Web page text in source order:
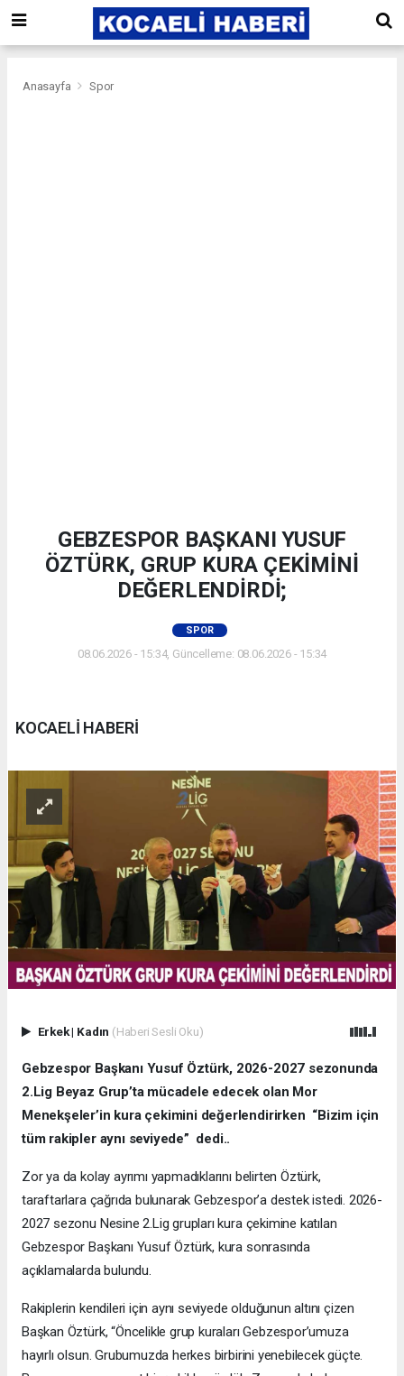
Anasayfa Spor
GEBZESPOR BAŞKANI YUSUF
ÖZTÜRK, GRUP KURA ÇEKİMİNİ
DEĞERLENDİRDİ;
SPOR
08.06.2026 - 15:34, Güncelleme: 08.06.2026 - 15:34
KOCAELİ HABERİ
Erkek| Kadın (Haberi Sesli Oku)
Gebzespor Başkanı Yusuf Öztürk, 2026-2027 sezonunda
2.Lig Beyaz Grup’ta mücadele edecek olan Mor
Menekşeler’in kura çekimini değerlendirirken “Bizim için
tüm rakipler aynı seviyede” dedi..
Zor ya da kolay ayrımı yapmadıklarını belirten Öztürk,
taraftarlara çağrıda bulunarak Gebzespor’a destek istedi. 2026-
2027 sezonu Nesine 2.Lig grupları kura çekimine katılan
Gebzespor Başkanı Yusuf Öztürk, kura sonrasında
açıklamalarda bulundu.
Rakiplerin kendileri için aynı seviyede olduğunun altını çizen
Başkan Öztürk, “Öncelikle grup kuraları Gebzespor’umuza
hayırlı olsun. Grubumuzda herkes birbirini yenebilecek güçte.